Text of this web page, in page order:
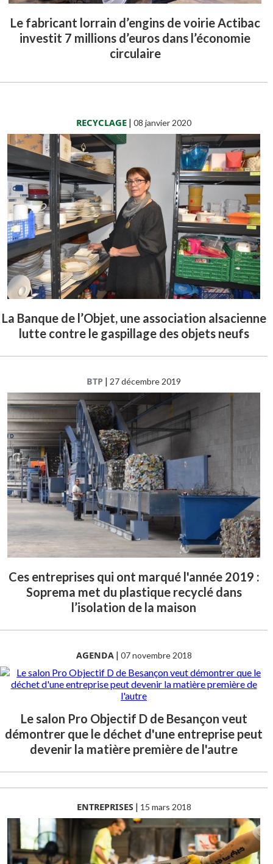
Le fabricant lorrain d’engins de voirie Actibac
investit 7 millions d’euros dans l’économie
circulaire
RECYCLAGE |08 janvier 2020
La Banque de l’Objet, une association alsacienne
lutte contre le gaspillage des objets neufs
BTP | 27 décembre 2019
Ces entreprises qui ont marqué l'année 2019 :
Soprema met du plastique recyclé dans
l’isolation de la maison
AGENDA| 07 novembre 2018
Le salon Pro Objectif D de Besançon veut
démontrer que le déchet d'une entreprise peut
devenir la matière première de l'autre
ENTREPRISES| 15 mars 2018